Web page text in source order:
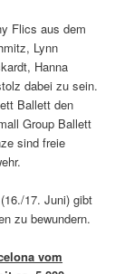
Flics aus dem
Lynn
Hanna
dabei zu sein.
Ballett den
Group Ballett
sind freie
17. Juni) gibt
zu bewundern.
vom